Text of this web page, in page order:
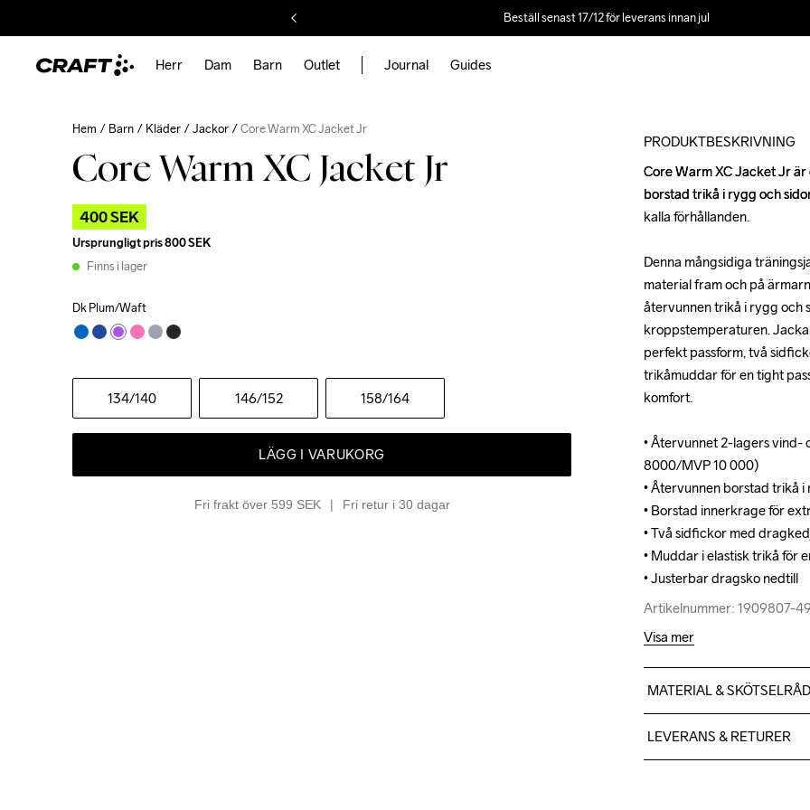
Beställ senast 17/12 för leverans innan jul
Herr Dam Barn Outlet Journal Guides
Hem Barn Kläder Jackor Core Warm XC Jacket Jr
Core Warm XC Jacket Jr
400 SEK
Ursprungligt pris800 SEK
Finns i lager
Dk Plum/Waft
134/140 146/152 158/164
LÄGG I VARUKORG
Fri frakt över 599 SEK Fri retur i 30 dagar
PRODUKTBESKRIVNING
Core Warm XC Jacket Jr
borstad trikå i rygg och
kalla förhållanden.
Denna mångsidiga
material fram och på
återvunnen trikå i rygg och
kroppstemperaturen.
perfekt passform, två
trikåmuddar för en tight
komfort.
• Återvunnet 2-lagers
8000/MVP 10 000)
• Återvunnen borstad trikå
• Borstad innerkrage för
• Två sidfickor med
• Muddar i elastisk trikå för
• Justerbar dragsko nedtill
Artikelnummer: 1909807-
Core Warm XC Jacket Jr
borstad trikå i rygg och
kalla förhållanden.
Denna mångsidiga
material fram och på
återvunnen trikå i rygg och
kroppstemperaturen.
perfekt passform, två
trikåmuddar för en tight
komfort.
• Återvunnet 2-lagers
8000/MVP 10 000)
• Återvunnen borstad trikå
• Borstad innerkrage för
• Två sidfickor med
• Muddar i elastisk trikå för
• Justerbar dragsko nedtill
Artikelnummer: 1909807-
Visa mer
MATERIAL & SKÖTSELRÅD
100% polyester recycled
LEVERANS & RETURER